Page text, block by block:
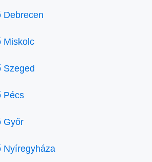
Debrecen
Miskolc
Szeged
Pécs
Győr
Nyíregyháza